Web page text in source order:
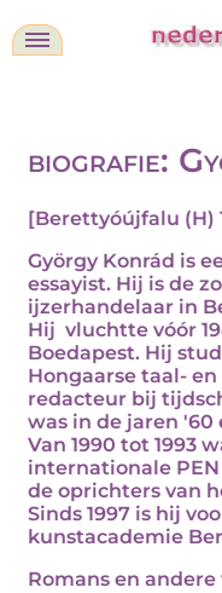
biografie:
[Berettyóújfalu (H)
György Konrád is
essayist. Hij is de
ijzerhandelaar in
Hij vluchtte vóór
Boedapest. Hij
Hongaarse taal-
redacteur bij
was in de jaren '60
Van 1990 tot 1993
internationale PEN
de oprichters van
Sinds 1997 is hij
kunstacademie
Romans en andere